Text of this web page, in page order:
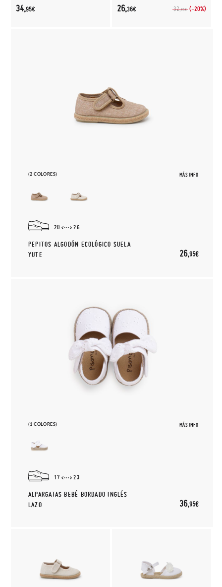
34,95€ 32,95€ (-20%)
26,36€
(2 COLORES) MÁS INFO
20 26
PEPITOS ALGODÓN ECOLÓGICO SUELA
YUTE
26,95€
(1 COLORES) MÁS INFO
17 23
ALPARGATAS BEBÉ BORDADO INGLÉS
LAZO
36,95€